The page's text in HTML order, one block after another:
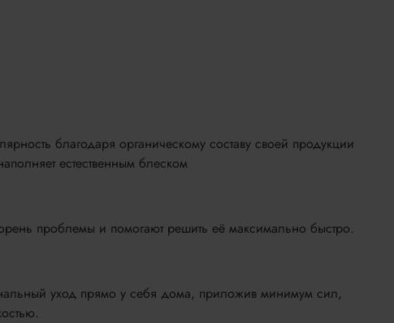
благодаря органическому составу своей продукции
естественным блеском
проблемы и помогают решить её максимально быстро.
уход прямо у себя дома, приложив минимум сил,